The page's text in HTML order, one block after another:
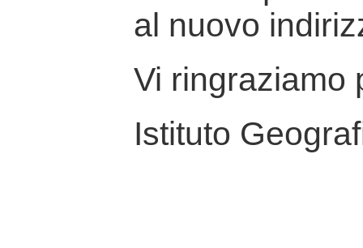
al nuovo
Vi ringraziamo
Istituto